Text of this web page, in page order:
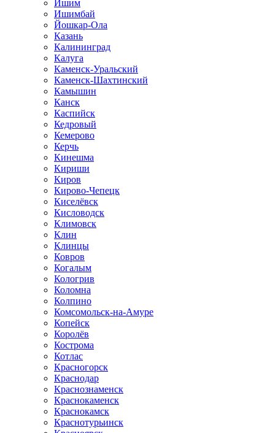
Ишим
Ишимбай
Йошкар-Ола
Казань
Калининград
Калуга
Каменск-Уральский
Каменск-Шахтинский
Камышин
Канск
Каспийск
Кедровый
Кемерово
Керчь
Кинешма
Кириши
Киров
Кирово-Чепецк
Киселёвск
Кисловодск
Климовск
Клин
Клинцы
Ковров
Когалым
Кологрив
Коломна
Колпино
Комсомольск-на-Амуре
Копейск
Королёв
Кострома
Котлас
Красногорск
Краснодар
Краснознаменск
Краснокаменск
Краснокамск
Краснотурьинск